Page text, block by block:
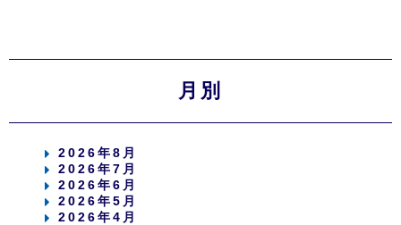
月別
2026年8月
2026年7月
2026年6月
2026年5月
2026年4月